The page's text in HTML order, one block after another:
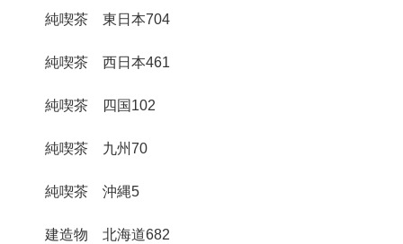
純喫茶 東日本704
純喫茶 西日本461
純喫茶 四国 102
純喫茶 九州70
純喫茶 沖縄5
建造物 北海道682